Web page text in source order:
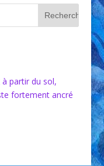
partir du sol,
fortement ancré